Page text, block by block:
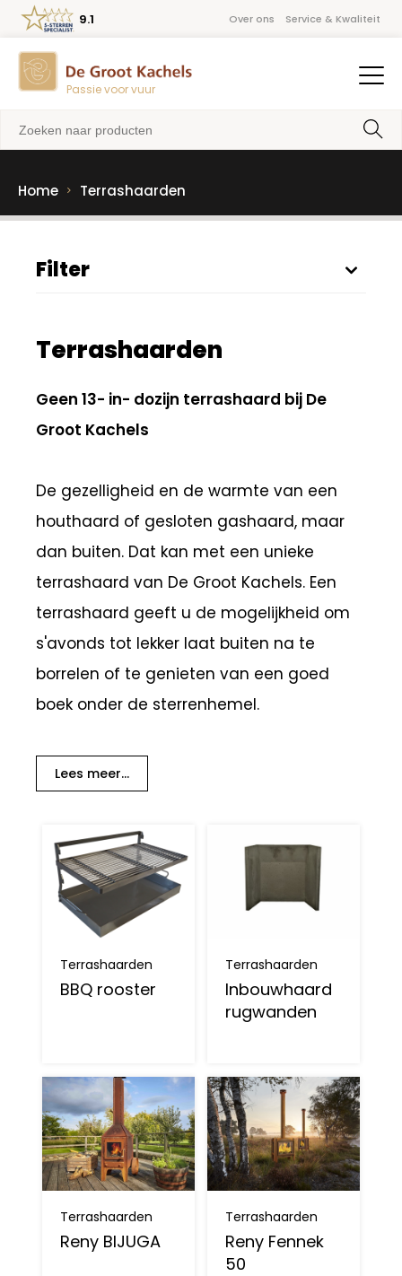
Over ons Service & Kwaliteit
Passie voor vuur
9.1
Home Terrashaarden
Filter
Terrashaarden
Geen 13- in- dozijn terrashaard bij De
Groot Kachels
De gezelligheid en de warmte van een
houthaard of gesloten gashaard, maar
dan buiten. Dat kan met een unieke
terrashaard van De Groot Kachels. Een
terrashaard geeft u de mogelijkheid om
s'avonds tot lekker laat buiten na te
borrelen of te genieten van een goed
boek onder de sterrenhemel.
Lees meer...
Terrashaarden
BBQ rooster
Terrashaarden
Inbouwhaard
rugwanden
Terrashaarden
Reny BIJUGA
Terrashaarden
Reny Fennek
50